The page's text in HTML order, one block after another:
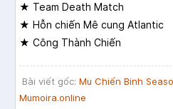
★ Team Death Match
★ Hỗn chiến Mê cung Atlantic
★ Công Thành Chiến
Bài viết gốc: Mu Chiến Binh
Mumoira.online